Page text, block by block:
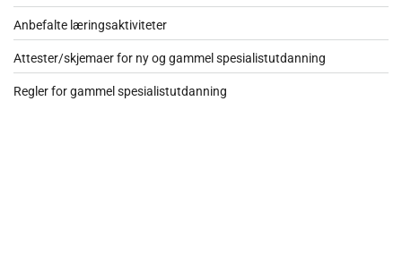
Anbefalte læringsaktiviteter
Attester/skjemaer for ny og gammel spesialistutdanning
Regler for gammel spesialistutdanning